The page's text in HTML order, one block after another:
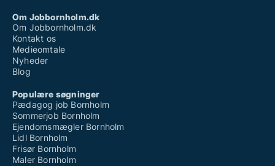
Om Jobbornholm.dk
Om Jobbornholm.dk
Kontakt os
Medieomtale
Nyheder
Blog
Populære søgninger
Pædagog job Bornholm
Sommerjob Bornholm
Ejendomsmægler Bornholm
Lidl Bornholm
Frisør Bornholm
Maler Bornholm